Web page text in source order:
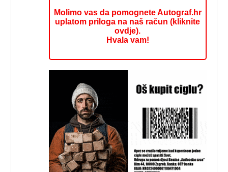
Molimo vas da pomognete Autograf.hr
uplatom priloga na naš račun (kliknite
ovdje).
Hvala vam!